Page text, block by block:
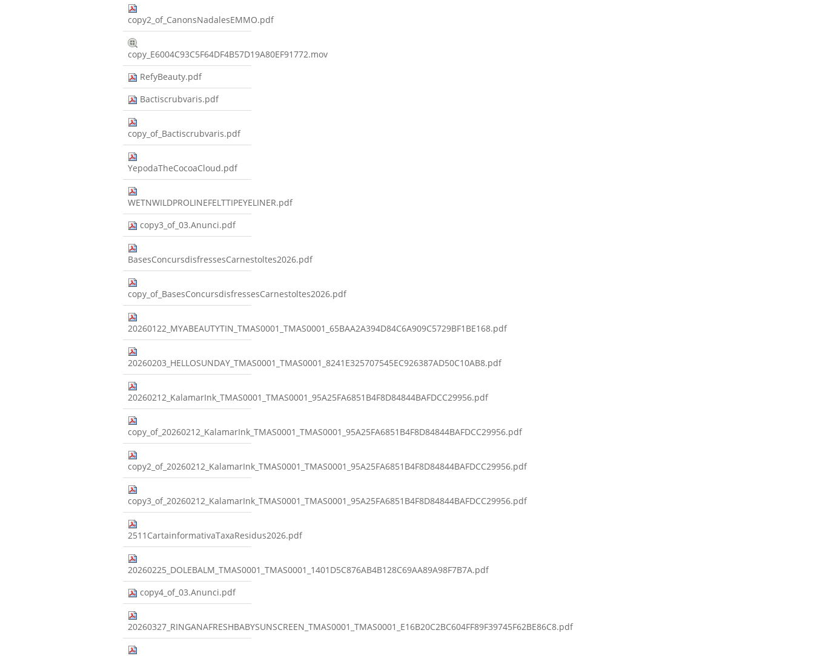
copy2_of_CanonsNadalesEMMO.pdf
copy_E6004C93C5F64DF4B57D19A80EF91772.mov
RefyBeauty.pdf
Bactiscrubvaris.pdf
copy_of_Bactiscrubvaris.pdf
YepodaTheCocoaCloud.pdf
WETNWILDPROLINEFELTTIPEYELINER.pdf
copy3_of_03.Anunci.pdf
BasesConcursdisfressesCarnestoltes2026.pdf
copy_of_BasesConcursdisfressesCarnestoltes2026.pdf
20260122_MYABEAUTYTIN_TMAS0001_TMAS0001_65BAA2A394D84C6A909C5729BF1BE168.pdf
20260203_HELLOSUNDAY_TMAS0001_TMAS0001_8241E325707545EC926387AD50C10AB8.pdf
20260212_KalamarInk_TMAS0001_TMAS0001_95A25FA6851B4F8D84844BAFDCC29956.pdf
copy_of_20260212_KalamarInk_TMAS0001_TMAS0001_95A25FA6851B4F8D84844BAFDCC29956.pdf
copy2_of_20260212_KalamarInk_TMAS0001_TMAS0001_95A25FA6851B4F8D84844BAFDCC29956.pdf
copy3_of_20260212_KalamarInk_TMAS0001_TMAS0001_95A25FA6851B4F8D84844BAFDCC29956.pdf
2511CartainformativaTaxaResidus2026.pdf
20260225_DOLEBALM_TMAS0001_TMAS0001_1401D5C876AB4B128C69AA89A98F7B7A.pdf
copy4_of_03.Anunci.pdf
20260327_RINGANAFRESHBABYSUNSCREEN_TMAS0001_TMAS0001_E16B20C2BC604FF89F39745F62BE86C8.pdf